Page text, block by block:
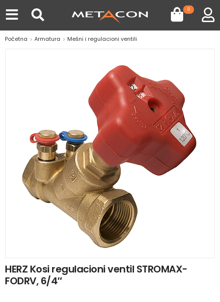
0
Početna Armatura Mešni i regulacioni ventili
HERZ Kosi regulacioni ventil STROMAX-
FODRV, 6/4″